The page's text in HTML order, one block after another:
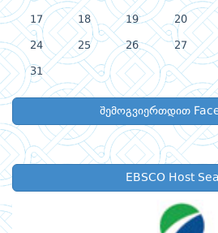
17 18 19 20
24 25 26 27
31
შემოგვიერთდით
EBSCO Host